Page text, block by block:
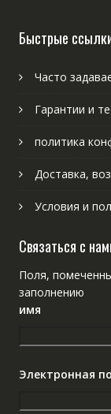
Быстрые
Часто
Гарантии и
политика
Доставка,
Условия и
Связаться с
Поля,
заполнению
имя
Электронная